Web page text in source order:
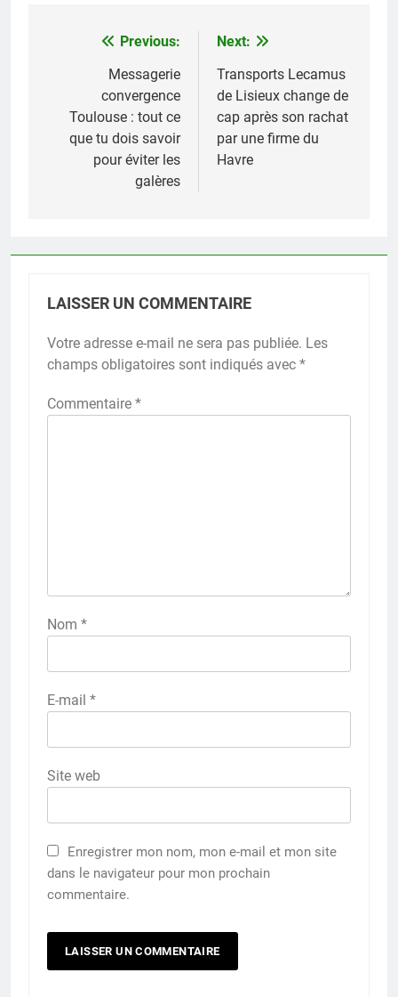
Navigation
l’article
Previous:
Messagerie
convergence
Toulouse : tout ce
que tu dois savoir
pour éviter les
galères
Next:
Transports Lecamus
de Lisieux change de
cap après son rachat
par une firme du
Havre
LAISSER UN COMMENTAIRE
Votre adresse e-mail ne sera pas publiée. Les
champs obligatoires sont indiqués avec *
Commentaire *
Nom *
E-mail *
Site web
Enregistrer mon nom, mon e-mail et mon site
dans le navigateur pour mon prochain
commentaire.